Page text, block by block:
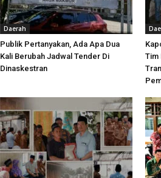
Daerah
Publik Pertanyakan, Ada Apa Dua
Kali Berubah Jadwal Tender Di
Dinaskestran
Tim